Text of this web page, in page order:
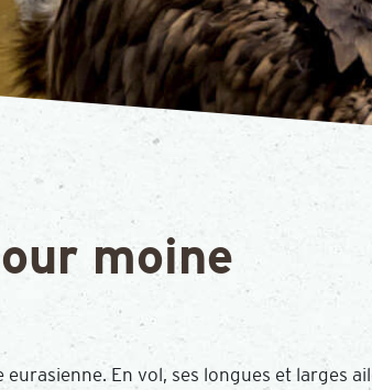
moine
En vol, ses longues et larges